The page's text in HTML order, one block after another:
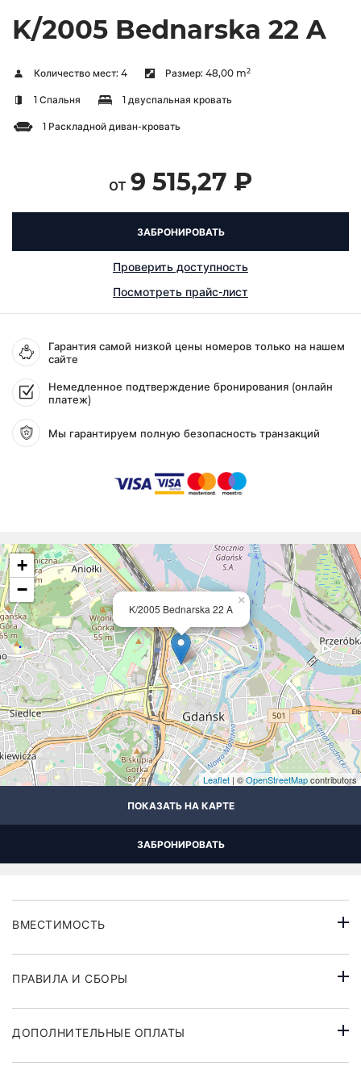
K/2005 Bednarska 22 A
Количество мест: 4 Размер: 48,00 m2
1 Спальня 1 двуспальная кровать
1 Раскладной диван-кровать
от 9 515,27 ₽
ЗАБРОНИРОВАТЬ
Проверить доступность
Посмотреть прайс-лист
Гарантия самой низкой цены номеров только на нашем
сайте
Немедленное подтверждение бронирования (онлайн
платеж)
Мы гарантируем полную безопасность транзакций
K/2005 Bednarska 22 A
×
+
−
Leaflet | ©OpenStreetMapcontributors
ПОКАЗАТЬ НА КАРТЕ
ЗАБРОНИРОВАТЬ
ВМЕСТИМОСТЬ
ПРАВИЛА И СБОРЫ
ДОПОЛНИТЕЛЬНЫЕ ОПЛАТЫ